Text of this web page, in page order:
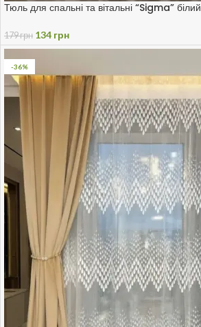
Тюль для спальні та вітальні “Sigma” білий
179грн 134 грн
-36%